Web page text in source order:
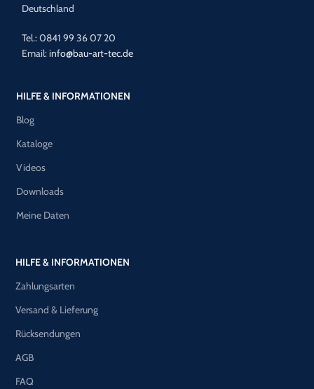
Deutschland
Tel.: 0841 99 36 07 20
Email:info@bau-art-tec.de
HILFE & INFORMATIONEN
Blog
Kataloge
Videos
Downloads
Meine Daten
HILFE & INFORMATIONEN
Zahlungsarten
Versand & Lieferung
Rücksendungen
AGB
FAQ